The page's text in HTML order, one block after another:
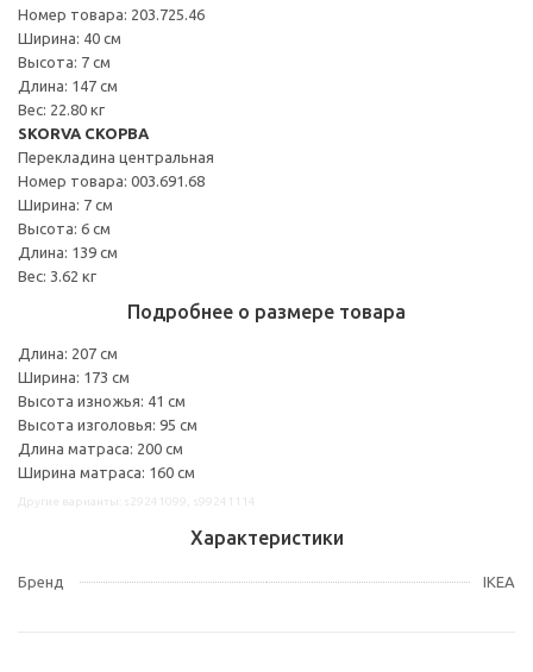
Номер товара: 203.725.46
Ширина: 40 см
Высота: 7 см
Длина: 147 см
Вес: 22.80 кг
SKORVA СКОРВА
Перекладина центральная
Номер товара: 003.691.68
Ширина: 7 см
Высота: 6 см
Длина: 139 см
Вес: 3.62 кг
Подробнее о размере товара
Длина: 207 см
Ширина: 173 см
Высота изножья: 41 см
Высота изголовья: 95 см
Длина матраса: 200 см
Ширина матраса: 160 см
Характеристики
Бренд IKEA